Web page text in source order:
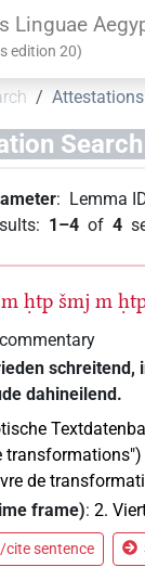
Linguae
edition20)
Attestations
: Lemma
: 1–4 of 4
m ḥtp šmj m
schreitend,
dahineilend.
transformations")
de
frame):2.
cite sentence